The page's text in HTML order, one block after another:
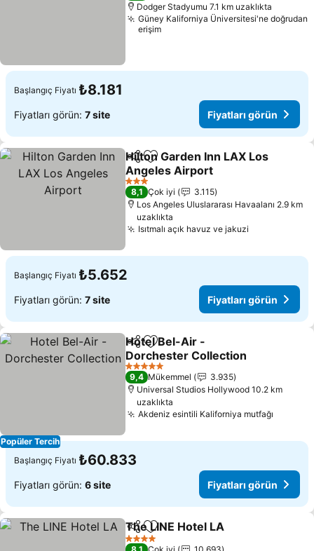
Dodger Stadyumu 7.1 km uzaklıkta
Güney Kaliforniya Üniversitesi'ne doğrudan
erişim
Başlangıç Fiyatı ₺8.181
Fiyatları görün: 7 site Fiyatları görün
PaylaşFavorilerime ekle
Hilton Garden Inn LAX Los
Angeles Airport
Fiyatları görün
3 Yıldız
8,1 Çok iyi
3.115
Los Angeles Uluslararası Havaalanı 2.9 km
uzaklıkta
Isıtmalı açık havuz ve jakuzi
Başlangıç Fiyatı ₺5.652
Fiyatları görün: 7 site Fiyatları görün
Popüler Tercih
PaylaşFavorilerime ekle
Hotel Bel-Air -
Dorchester Collection
Fiyatları görün
5 Yıldız
9,4 Mükemmel
3.935
Universal Studios Hollywood 10.2 km
uzaklıkta
Akdeniz esintili Kaliforniya mutfağı
Başlangıç Fiyatı ₺60.833
Fiyatları görün: 6 site Fiyatları görün
PaylaşFavorilerime ekle
The LINE Hotel LA
4 Yıldız